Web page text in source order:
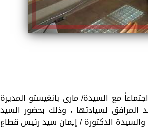
مع السيدة/ مارى بانغيستو المديرة
المرافق لسيادتها ، وذلك بحضور السيد
والسيدة الدكتورة / إيمان سيد رئيس قطاع